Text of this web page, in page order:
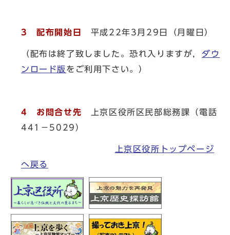
3 配布開始日 平成22年3月29日（月曜日）
（配布は終了致しました。恐れ入りますが， ダウ
ンロード版をご利用下さい。）
4 お問合せ先 上京区役所区民部総務課（電話
441－5029）
上京区役所トップページ
へ戻る